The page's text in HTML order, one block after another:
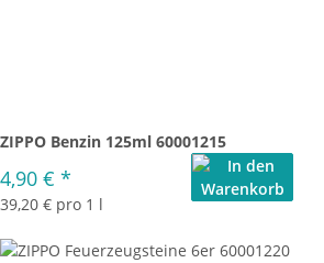
ZIPPO Benzin 125ml 60001215
4,90 € *
39,20 € pro 1 l